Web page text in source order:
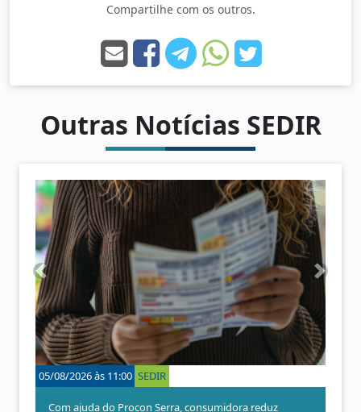
Compartilhe com os outros.
Outras Notícias SEDIR
05/08/2026 às 11:00 SEDIR
Com ajuda do Procon Serra, consumidora reduz
A
n
t
e
r
i
o
r
P
i
m
o